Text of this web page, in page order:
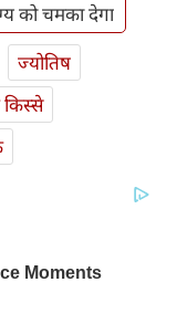
को चमका देगा
ज्योतिष
किस्से